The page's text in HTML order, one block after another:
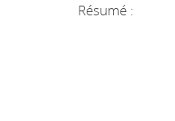
Résumé :